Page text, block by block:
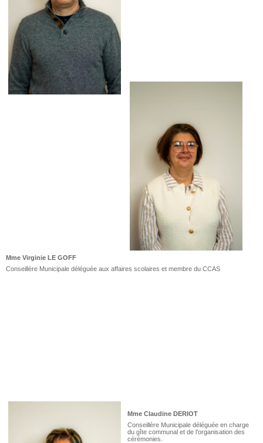
Mme Virginie LE GOFF
Conseillère Municipale déléguée aux affaires scolaires et membre du CCAS
Mme Claudine DERIOT
Conseillère Municipale déléguée en charge
du gîte communal et de l’organisation des
cérémonies.